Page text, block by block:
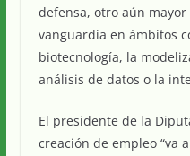
defensa, otro aún mayor
vanguardia en ámbitos
biotecnología, la
análisis de datos o la
El presidente de la
creación de empleo “va